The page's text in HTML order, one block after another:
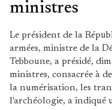
ministres
Le président de la
armées, ministre de la
Tebboune, a présidé,
ministres, consacrée à
la numérisation, les
l'archéologie, a indiqué